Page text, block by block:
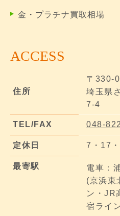
金・プラチナ買取相場
ACCESS
住所
〒330-
埼玉県
7-4
TEL/FAX 048-
定休日 7・17
最寄駅
電車：
(京浜東
ン・JR
宿ライ